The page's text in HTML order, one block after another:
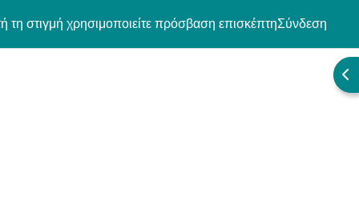
τη στιγμή χρησιμοποιείτε πρόσβαση επισκέπτηΣύνδεση